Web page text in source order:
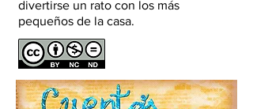
divertirse un rato con los más
pequeños de la casa.